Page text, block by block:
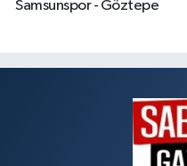
Samsunspor - Göztepe